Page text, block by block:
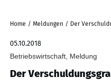
Home / Meldungen /
05.10.2018
Betriebswirtschaft, Meldung
Der